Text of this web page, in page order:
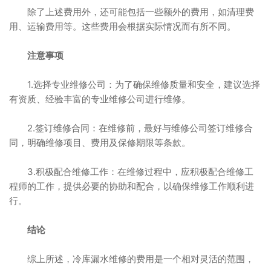
除了上述费用外，还可能包括一些额外的费用，如清理费
用、运输费用等。这些费用会根据实际情况而有所不同。
注意事项
1.选择专业维修公司：为了确保维修质量和安全，建议选择
有资质、经验丰富的专业维修公司进行维修。
2.签订维修合同：在维修前，最好与维修公司签订维修合
同，明确维修项目、费用及保修期限等条款。
3.积极配合维修工作：在维修过程中，应积极配合维修工
程师的工作，提供必要的协助和配合，以确保维修工作顺利进
行。
结论
综上所述，冷库漏水维修的费用是一个相对灵活的范围，